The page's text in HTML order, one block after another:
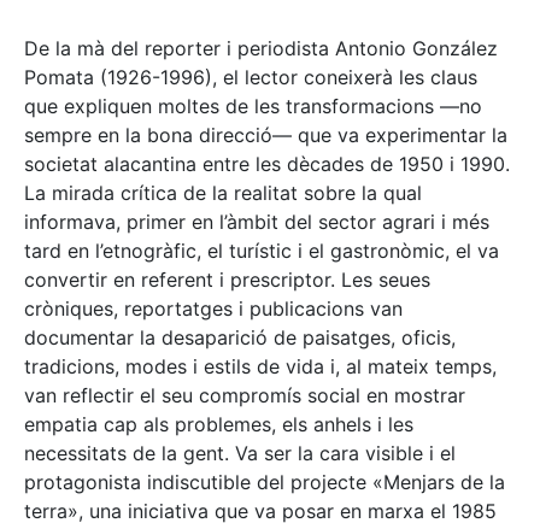
De la mà del reporter i periodista Antonio González
Pomata (1926-1996), el lector coneixerà les claus
que expliquen moltes de les transformacions —no
sempre en la bona direcció— que va experimentar la
societat alacantina entre les dècades de 1950 i 1990.
La mirada crítica de la realitat sobre la qual
informava, primer en l’àmbit del sector agrari i més
tard en l’etnogràfic, el turístic i el gastronòmic, el va
convertir en referent i prescriptor. Les seues
cròniques, reportatges i publicacions van
documentar la desaparició de paisatges, oficis,
tradicions, modes i estils de vida i, al mateix temps,
van reflectir el seu compromís social en mostrar
empatia cap als problemes, els anhels i les
necessitats de la gent. Va ser la cara visible i el
protagonista indiscutible del projecte «Menjars de la
terra», una iniciativa que va posar en marxa el 1985